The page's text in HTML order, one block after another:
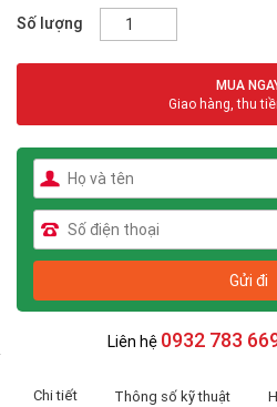
Số lượng
MUA
Giao hàng, thu
Liên hệ 0932 783
Chi tiết Thông số kỹ thuật